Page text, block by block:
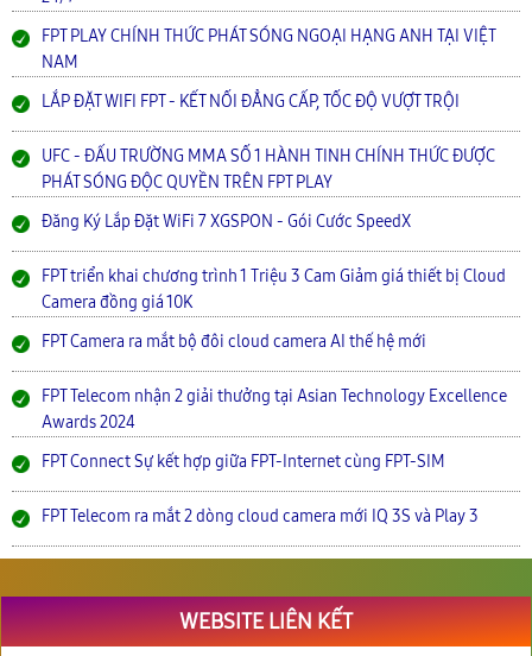
FPT PLAY CHÍNH THỨC PHÁT SÓNG NGOẠI HẠNG ANH TẠI VIỆT
NAM
LẮP ĐẶT WIFI FPT - KẾT NỐI ĐẲNG CẤP, TỐC ĐỘ VƯỢT TRỘI
UFC - ĐẤU TRƯỜNG MMA SỐ 1 HÀNH TINH CHÍNH THỨC ĐƯỢC
PHÁT SÓNG ĐỘC QUYỀN TRÊN FPT PLAY
Đăng Ký Lắp Đặt WiFi 7 XGSPON - Gói Cước SpeedX
FPT triển khai chương trình 1 Triệu 3 Cam Giảm giá thiết bị Cloud
Camera đồng giá 10K
FPT Camera ra mắt bộ đôi cloud camera AI thế hệ mới
FPT Telecom nhận 2 giải thưởng tại Asian Technology Excellence
Awards 2024
FPT Connect Sự kết hợp giữa FPT-Internet cùng FPT-SIM
FPT Telecom ra mắt 2 dòng cloud camera mới IQ 3S và Play 3
WEBSITE LIÊN KẾT